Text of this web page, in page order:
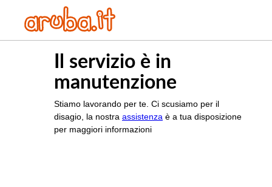
Il servizio è in
manutenzione
Stiamo lavorando per te. Ci scusiamo per il
disagio, la nostra assistenza è a tua disposizione
per maggiori informazioni